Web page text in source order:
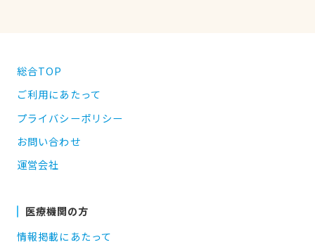
総合TOP
ご利用にあたって
プライバシーポリシー
お問い合わせ
運営会社
医療機関の方
情報掲載にあたって